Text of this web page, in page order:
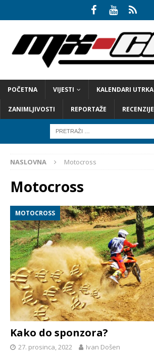
POČETNA VIJESTI KALENDARI UTRKA
ZANIMLJIVOSTI REPORTAŽE RECENZIJE
NASLOVNA Motocross
Motocross
MOTOCROSS
Kako do sponzora?
27. prosinca, 2022 Ivan Došen